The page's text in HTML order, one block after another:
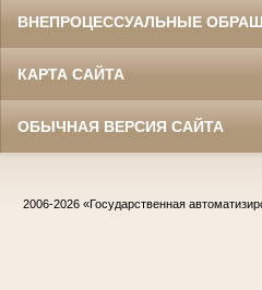
ВНЕПРОЦЕССУАЛЬНЫЕ
КАРТА САЙТА
ОБЫЧНАЯ ВЕРСИЯ САЙТА
2006-2026 «Государственная